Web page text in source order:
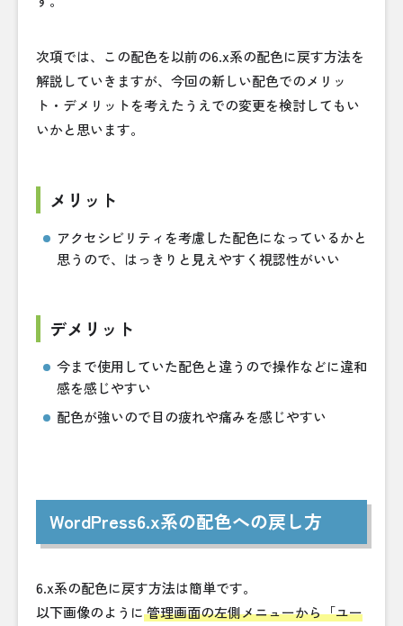
次項では、この配色を以前の6.x系の配色に戻す方法を
解説していきますが、今回の新しい配色でのメリッ
ト・デメリットを考えたうえでの変更を検討してもい
いかと思います。
メリット
アクセシビリティを考慮した配色になっているかと
思うので、はっきりと見えやすく視認性がいい
デメリット
今まで使用していた配色と違うので操作などに違和
感を感じやすい
配色が強いので目の疲れや痛みを感じやすい
WordPress6.x系の配色への戻し方
6.x系の配色に戻す方法は簡単です。
以下画像のように 管理画面の左側メニューから「ユー